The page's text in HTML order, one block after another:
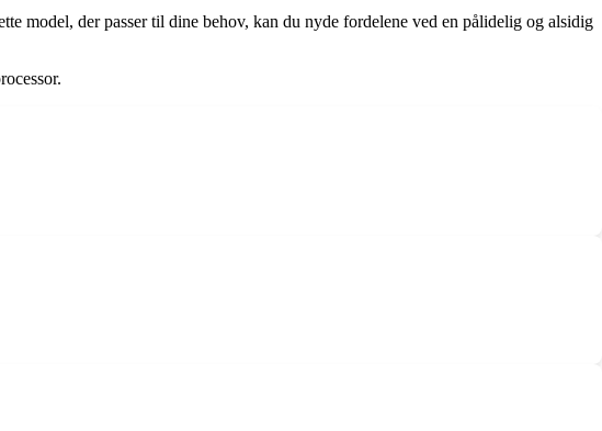
model, der passer til dine behov, kan du nyde fordelene ved en pålidelig og alsidig